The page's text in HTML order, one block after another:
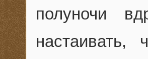
полуночи